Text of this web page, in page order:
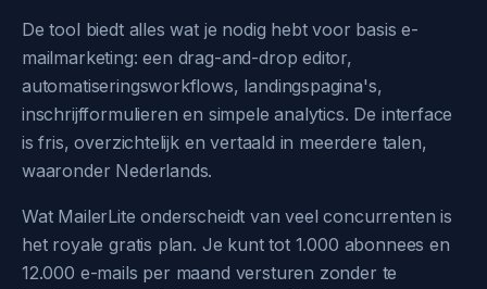
De tool biedt alles wat je nodig hebt voor basis e-
mailmarketing: een drag-and-drop editor,
automatiseringsworkflows, landingspagina's,
inschrijfformulieren en simpele analytics. De interface
is fris, overzichtelijk en vertaald in meerdere talen,
waaronder Nederlands.
Wat MailerLite onderscheidt van veel concurrenten is
het royale gratis plan. Je kunt tot 1.000 abonnees en
12.000 e-mails per maand versturen zonder te